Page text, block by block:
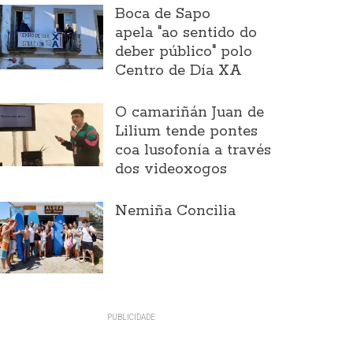
Boca de Sapo
apela "ao sentido do
deber público" polo
Centro de Día XA
O camariñán Juan de
Lilium tende pontes
coa lusofonía a través
dos videoxogos
Nemiña Concilia